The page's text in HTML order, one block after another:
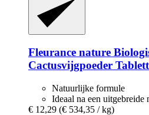
Fleurance nature
Cactusvijgpoeder
Natuurlijke formule
Ideaal na een uitgebreide
€ 12,29 (€ 534,35 / kg)